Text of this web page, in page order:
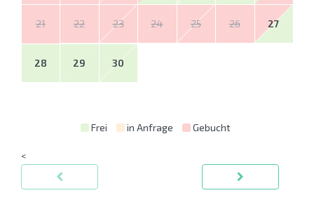
21 22 23 24 25 26 27
28 29 30
Frei in Anfrage Gebucht
<